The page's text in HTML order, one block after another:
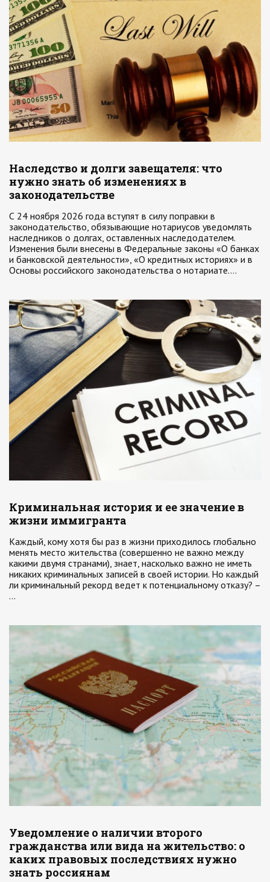
Наследство и долги завещателя: что
нужно знать об изменениях в
законодательстве
С 24 ноября 2026 года вступят в силу поправки в
законодательство, обязывающие нотариусов уведомлять
наследников о долгах, оставленных наследодателем.
Изменения были внесены в Федеральные законы «О банках
и банковской деятельности», «О кредитных историях» и в
Основы российского законодательства о нотариате.…
Криминальная история и ее значение в
жизни иммигранта
Каждый, кому хотя бы раз в жизни приходилось глобально
менять место жительства (совершенно не важно между
какими двумя странами), знает, насколько важно не иметь
никаких криминальных записей в своей истории. Но каждый
ли криминальный рекорд ведет к потенциальному отказу? –
…
Уведомление о наличии второго
гражданства или вида на жительство: о
каких правовых последствиях нужно
знать россиянам